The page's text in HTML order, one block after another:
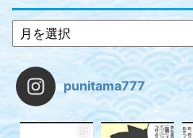
punitama777